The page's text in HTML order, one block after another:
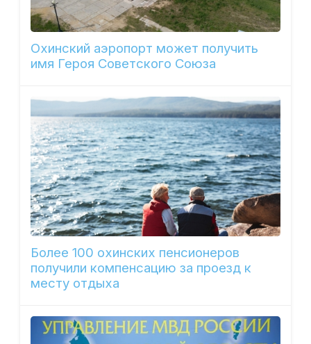
Охинский аэропорт может получить
имя Героя Советского Союза
Более 100 охинских пенсионеров
получили компенсацию за проезд к
месту отдыха